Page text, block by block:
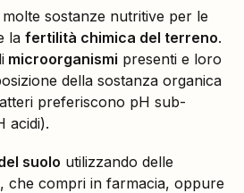
molte sostanze nutritive per le
la fertilità chimica del terreno.
microorganismi presenti e loro
della sostanza organica
preferiscono pH sub-
acidi).
suolo utilizzando delle
, che compri in farmacia, oppure